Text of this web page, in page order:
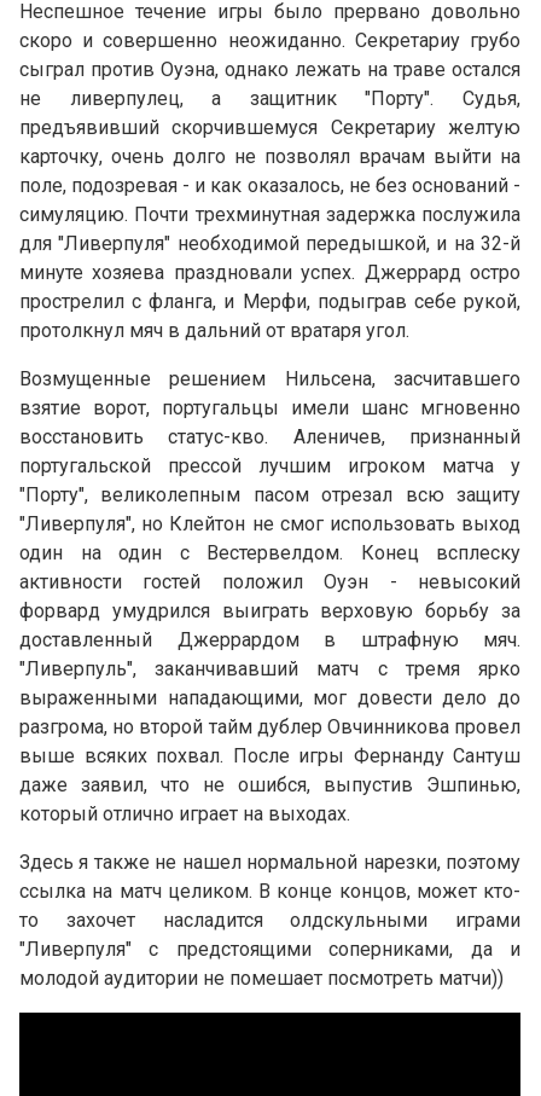
Неспешное течение игры было прервано довольно
скоро и совершенно неожиданно. Секретариу грубо
сыграл против Оуэна, однако лежать на траве остался
не ливерпулец, а защитник "Порту". Судья,
предъявивший скорчившемуся Секретариу желтую
карточку, очень долго не позволял врачам выйти на
поле, подозревая - и как оказалось, не без оснований -
симуляцию. Почти трехминутная задержка послужила
для "Ливерпуля" необходимой передышкой, и на 32-й
минуте хозяева праздновали успех. Джеррард остро
прострелил с фланга, и Мерфи, подыграв себе рукой,
протолкнул мяч в дальний от вратаря угол.
Возмущенные решением Нильсена, засчитавшего
взятие ворот, португальцы имели шанс мгновенно
восстановить статус-кво. Аленичев, признанный
португальской прессой лучшим игроком матча у
"Порту", великолепным пасом отрезал всю защиту
"Ливерпуля", но Клейтон не смог использовать выход
один на один с Вестервелдом. Конец всплеску
активности гостей положил Оуэн - невысокий
форвард умудрился выиграть верховую борьбу за
доставленный Джеррардом в штрафную мяч.
"Ливерпуль", заканчивавший матч с тремя ярко
выраженными нападающими, мог довести дело до
разгрома, но второй тайм дублер Овчинникова провел
выше всяких похвал. После игры Фернанду Сантуш
даже заявил, что не ошибся, выпустив Эшпинью,
который отлично играет на выходах.
Здесь я также не нашел нормальной нарезки, поэтому
ссылка на матч целиком. В конце концов, может кто-
то захочет насладится олдскульными играми
"Ливерпуля" с предстоящими соперниками, да и
молодой аудитории не помешает посмотреть матчи))